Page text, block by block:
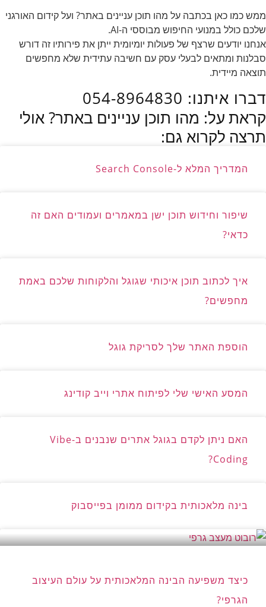
ממש כמו כאן בכתבה על מהו תוכן עניינים באתר? ועל קידום האורגני
שלכם כולל במנועי החיפוש מבוססי ה-AI.
אנחנו יודעים שרצף של פעולות יומיומית ייתן את פירותיו זה דורש
סבלנות ומתאים לבעלי עסק עם חשיבה עתידית שלא מחפשים
תוצאה מיידית.
דברו איתנו: 054-8964830
קראת על: מהו תוכן עניינים באתר? אולי
תרצה לקרוא גם:
המדריך המלא ל-Search Console
שיפור וחידוש תוכן ישן במאמרים ועמודים האם זה
כדאי?
איך לכתוב תוכן איכותי שגוגל והלקוחות שלכם באמת
מחפשים?
הוספת האתר שלך לסריקת גוגל
המסע האישי שלי לפיתוח אתרי וייב קודינג
האם ניתן לקדם בגוגל אתרים שנבנים ב-Vibe
Coding?
בינה מלאכותית בקידום ממומן בפייסבוק
כיצד משפיעה הבינה המלאכותית על עולם העיצוב
הגרפי?